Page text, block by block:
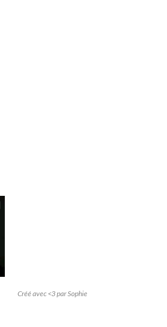
Créé avec <3 par Sophie